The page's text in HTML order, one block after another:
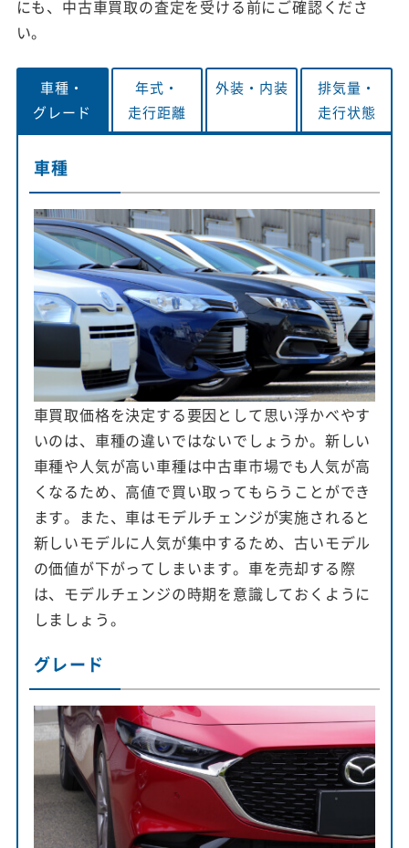
にも、中古車買取の査定を受ける前にご確認くださ
い。
車種・
グレード
年式・
走行距離
外装・ 内装
排気量・
走行状態
車種
車買取価格を決定する要因として思い浮かべやす
いのは、車種の違いではないでしょうか。新しい
車種や人気が高い車種は中古車市場でも人気が高
くなるため、高値で買い取ってもらうことができ
ます。また、車はモデルチェンジが実施されると
新しいモデルに人気が集中するため、古いモデル
の価値が下がってしまいます。車を売却する際
は、モデルチェンジの時期を意識しておくように
しましょう。
グレード